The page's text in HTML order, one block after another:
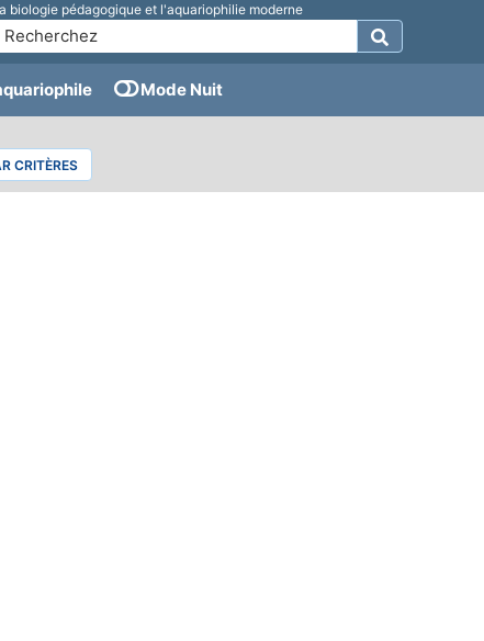
biologie pédagogique et l'aquariophilie moderne
Mode Nuit
CRITÈRES